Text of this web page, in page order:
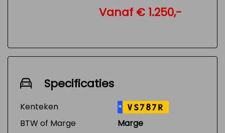
Vanaf € 1.250,-
Specificaties
Kenteken NL VS787R
BTW of Marge
Marge